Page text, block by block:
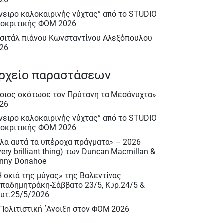
καλοκαιρινής νύχτας” από το STUDIO
ΦΟΜ 2026
πιάνου Κωνσταντίνου Αλεξόπουλου
brilliant thing) των Duncan Macmillan &
Donahoe
σκιά της μύγας» της Βαλεντίνας
Σάββατο 23/5, Κυρ.24/5 &
5/2026
΄Ανοιξη στον ΦΟΜ 2026
Άνοιξη 2026
Πασχαλίδης, Σάββατο 9 Μαίου 2026
στον Νίκο Περέλη 15/12/2025
του Κάρλο Κολόντι, Νοεμ. – Δεκ.
: «Αειθαλείς άριες» με την Δραματική
παραστάσεων
σκότωσε τον Πρύτανη τα Μεσάνυχτα»
καλοκαιρινής νύχτας” από το STUDIO
ΦΟΜ 2026
αυτά τα υπέροχα πράγματα» – 2026
brilliant thing) των Duncan Macmillan &
Donahoe
σκιά της μύγας» της Βαλεντίνας
Σάββατο 23/5, Κυρ.24/5 &
5/2026
΄Ανοιξη στον ΦΟΜ 2026